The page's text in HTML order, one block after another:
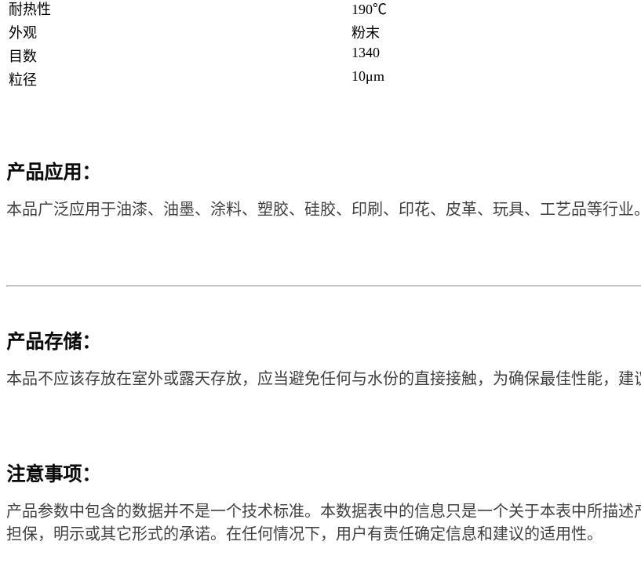
耐热性
190℃
外观
粉末
目数
1340
粒径
10μm
产品应用：
本品广泛应用于油漆、油墨、涂料、塑胶、硅胶、印刷、印花、皮革、玩具、工艺品等行业。
产品存储：
本品不应该存放在室外或露天存放，应当避免任何与水份的直接接触，为确保最佳性能，建
注意事项：
产品参数中包含的数据并不是一个技术标准。本数据表中的信息只是一个关于本表中所描
担保，明示或其它形式的承诺。在任何情况下，用户有责任确定信息和建议的适用性。